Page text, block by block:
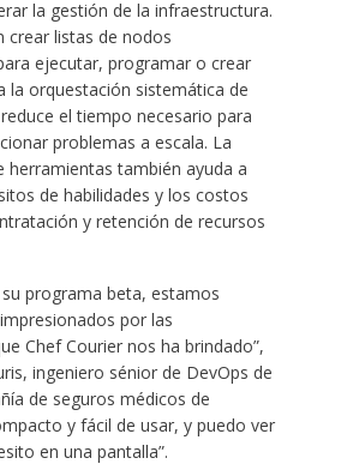
la gestión de la infraestructura.
crear listas de nodos
ejecutar, programar o crear
la orquestación sistemática de
el tiempo necesario para
problemas a escala. La
herramientas también ayuda a
de habilidades y los costos
y retención de recursos
programa beta, estamos
por las
Chef Courier nos ha brindado”,
ingeniero sénior de DevOps de
de seguros médicos de
y fácil de usar, y puedo ver
en una pantalla”.